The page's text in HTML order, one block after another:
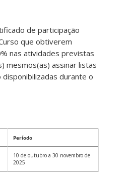
de participação
que obtiverem
nas atividades previstas
mesmos(as) assinar listas
durante o
Período
10 de outubro a 30 novembro de
2025